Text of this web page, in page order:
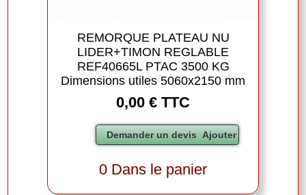
REMORQUE PLATEAU NU
LIDER+TIMON REGLABLE
REF40665L PTAC 3500 KG
Dimensions utiles 5060x2150 mm
0,00 € TTC
0 Dans le panier